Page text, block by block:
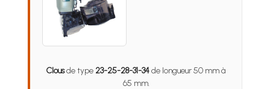
Clousde type 23-25-28-31-34de longueur 50 mm à
65 mm.